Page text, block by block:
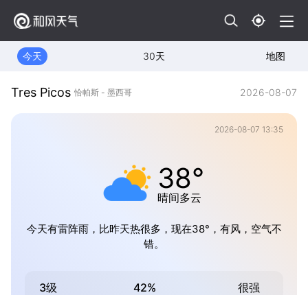
今天 30天 地图
Tres Picos 恰帕斯 - 墨西哥 2026-08-07
2026-08-07 13:35
38°
晴间多云
今天有雷阵雨，比昨天热很多，现在38°，有风，空气不
错。
3级 42% 很强